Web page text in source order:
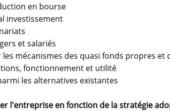
en bourse
investissement
et salariés
mécanismes des quasi fonds propres et
fonctionnement et utilité
les alternatives existantes
l'entreprise en fonction de la stratégie